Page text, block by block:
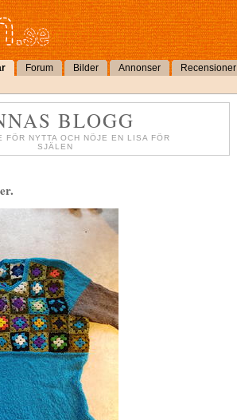
Forum Bilder Annonser Recensioner
BLOGG
FÖR NYTTA OCH NÖJE EN LISA FÖR
SJÄLEN